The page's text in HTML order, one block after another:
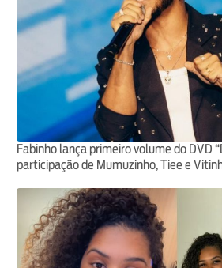
Fabinho lança primeiro volume do DVD
participação de Mumuzinho, Tiee e